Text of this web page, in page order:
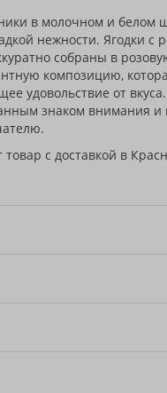
в молочном и белом
нежности. Ягодки с
собраны в
композицию,
удовольствие от
знаком внимания и
товар с доставкой в